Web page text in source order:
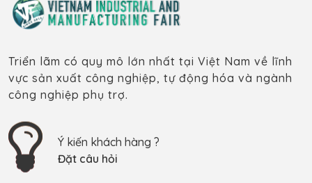
Triển lãm có quy mô lớn nhất tại Việt Nam về lĩnh
vực sản xuất công nghiệp, tự động hóa và ngành
công nghiệp phụ trợ.
Ý kiến khách hàng ?
Đặt câu hỏi